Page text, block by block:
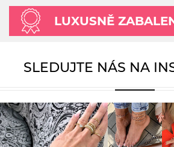
LUXUSNĚ
SLEDUJTE NÁS NA